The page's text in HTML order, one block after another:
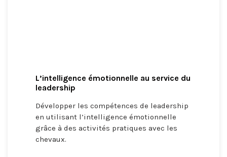
L’intelligence émotionnelle au service du
leadership
Développer les compétences de leadership
en utilisant l’intelligence émotionnelle
grâce à des activités pratiques avec les
chevaux.